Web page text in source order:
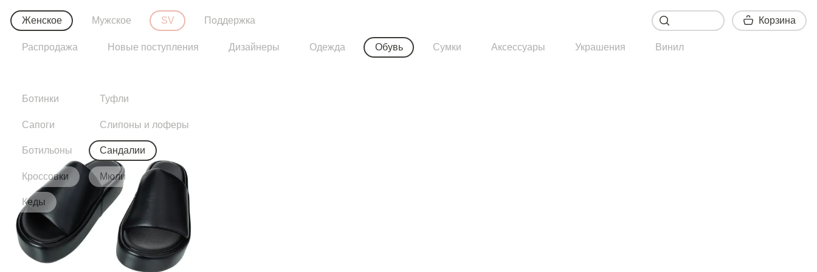
Женское Мужское SV Поддержка Корзина
Распродажа Новые поступления Дизайнеры Одежда Обувь Сумки Аксессуары Украшения Винил
Ботинки
Сапоги
Ботильоны
Кроссовки
Кеды
Туфли
Слипоны и лоферы
Сандалии
Мюли
Корзина